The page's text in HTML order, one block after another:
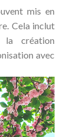
mis en
Cela inclut
la création
avec